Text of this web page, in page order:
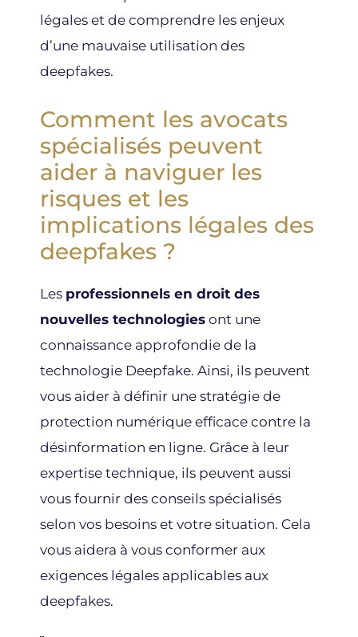
légales et de comprendre les enjeux
d’une mauvaise utilisation des
deepfakes.
Comment les avocats
spécialisés peuvent
aider à naviguer les
risques et les
implications légales des
deepfakes ?
Les professionnels en droit des
nouvelles technologies ont une
connaissance approfondie de la
technologie Deepfake. Ainsi, ils peuvent
vous aider à définir une stratégie de
protection numérique efficace contre la
désinformation en ligne. Grâce à leur
expertise technique, ils peuvent aussi
vous fournir des conseils spécialisés
selon vos besoins et votre situation. Cela
vous aidera à vous conformer aux
exigences légales applicables aux
deepfakes.